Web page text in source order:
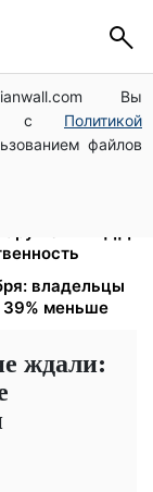
Вы
с Политикой
файлов
сын
СИЗО за
ПДД:
владельцы
39% меньше
ждали: